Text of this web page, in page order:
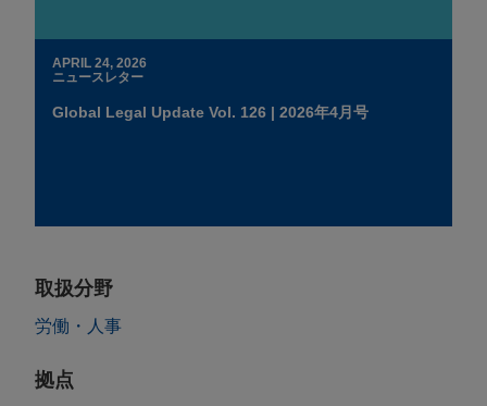
APRIL 24, 2026
ニュースレター
Global Legal Update Vol. 126 | 2026年4月号
取扱分野
労働・人事
拠点